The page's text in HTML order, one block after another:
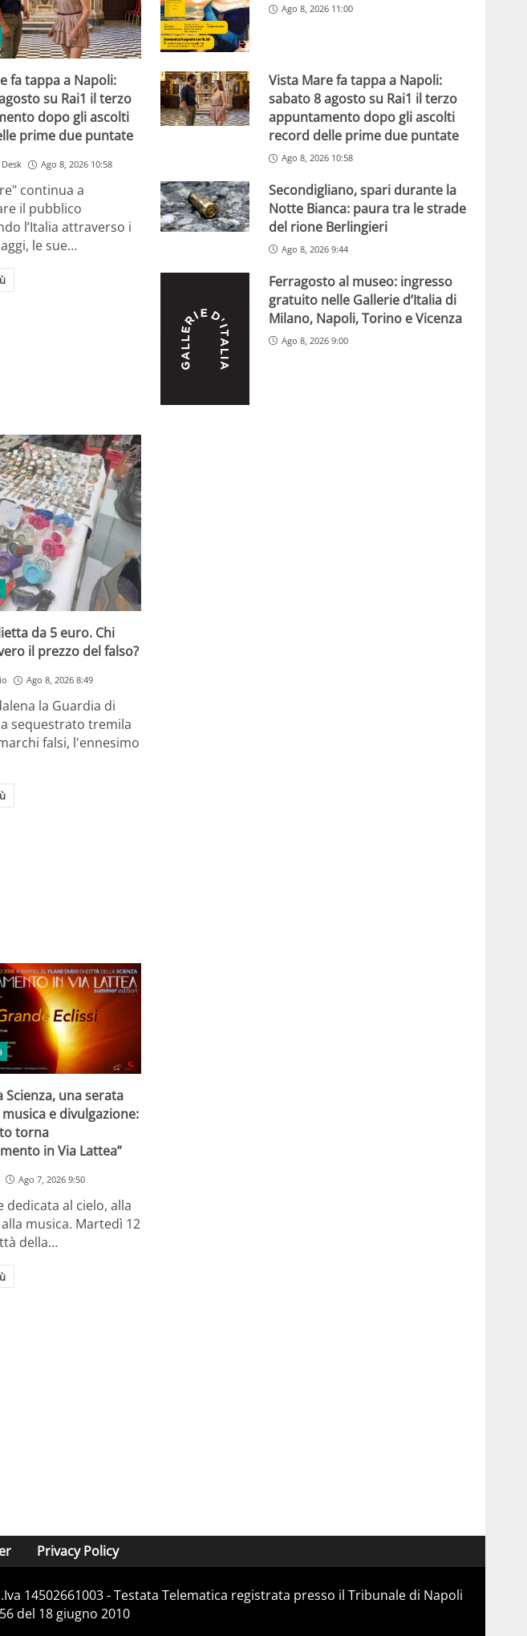
fa tappa a Napoli:
su Rai1 il terzo
dopo gli ascolti
prime due puntate
Ago 8, 2026 10:58
continua a
il pubblico
l’Italia attraverso i
le sue…
da 5 euro. Chi
il prezzo del falso?
Ago 8, 2026 8:49
la Guardia di
sequestrato tremila
falsi, l'ennesimo
Scienza, una serata
e divulgazione:
torna
in Via Lattea”
Ago 7, 2026 9:50
dedicata al cielo, alla
musica. Martedì 12
della…
Ago 8, 2026 11:00
Vista Mare fa tappa a Napoli:
sabato 8 agosto su Rai1 il terzo
appuntamento dopo gli ascolti
record delle prime due puntate
Ago 8, 2026 10:58
Secondigliano, spari durante la
Notte Bianca: paura tra le strade
del rione Berlingieri
Ago 8, 2026 9:44
Ferragosto al museo: ingresso
gratuito nelle Gallerie d’Italia di
Milano, Napoli, Torino e Vicenza
Ago 8, 2026 9:00
Privacy Policy
14502661003 - Testata Telematica registrata presso il Tribunale di Napoli
del 18 giugno 2010